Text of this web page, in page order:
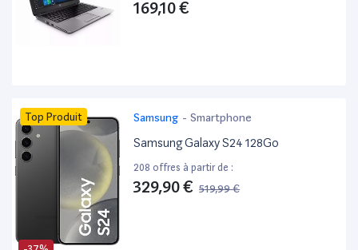
169,10 €
Top Produit Samsung - Smartphone
Samsung Galaxy S24 128Go
208 offres à partir de :
329,90 € 519,99 €